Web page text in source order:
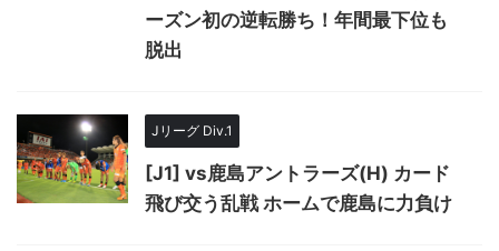
ーズン初の逆転勝ち！年間最下位も
脱出
Jリーグ Div.1
[J1] vs鹿島アントラーズ(H) カード
飛び交う乱戦 ホームで鹿島に力負け